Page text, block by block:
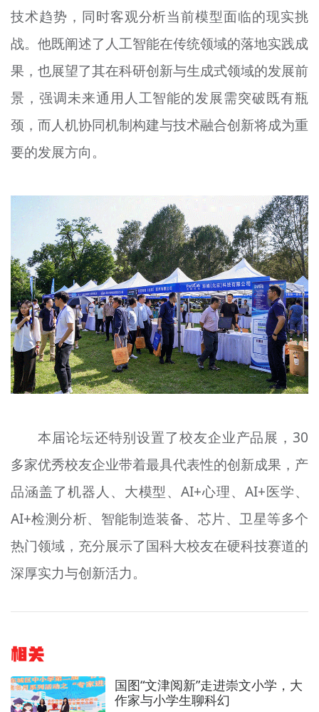
技术趋势，同时客观分析当前模型面临的现实挑
战。他既阐述了人工智能在传统领域的落地实践成
果，也展望了其在科研创新与生成式领域的发展前
景，强调未来通用人工智能的发展需突破既有瓶
颈，而人机协同机制构建与技术融合创新将成为重
要的发展方向。
本届论坛还特别设置了校友企业产品展，30
多家优秀校友企业带着最具代表性的创新成果，产
品涵盖了机器人、大模型、AI+心理、AI+医学、
AI+检测分析、智能制造装备、芯片、卫星等多个
热门领域，充分展示了国科大校友在硬科技赛道的
深厚实力与创新活力。
相关
国图“文津阅新”走进崇文小学，大
作家与小学生聊科幻